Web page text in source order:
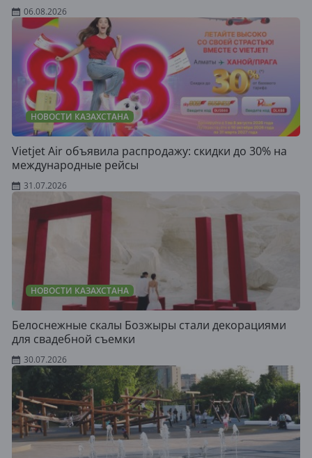
06.08.2026
НОВОСТИ КАЗАХСТАНА
Vietjet Air объявила распродажу: скидки до 30% на
международные рейсы
31.07.2026
НОВОСТИ КАЗАХСТАНА
Белоснежные скалы Бозжыры стали декорациями
для свадебной съемки
30.07.2026